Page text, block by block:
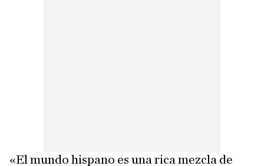
«El mundo hispano es una rica mezcla de